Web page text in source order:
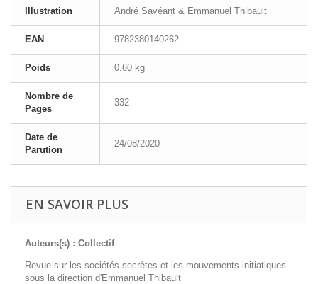
Illustration André Savéant & Emmanuel Thibault
EAN 9782380140262
Poids 0.60 kg
Nombre de
Pages
332
Date de
Parution
24/08/2020
EN SAVOIR PLUS
Auteurs(s) : Collectif
Revue sur les sociétés secrètes et les mouvements initiatiques
sous la direction d'Emmanuel Thibault